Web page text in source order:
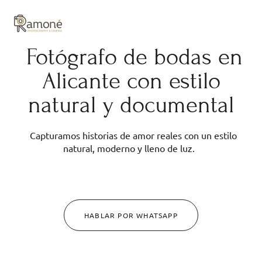
Fotógrafo de bodas en
Alicante con estilo
natural y documental
Capturamos historias de amor reales con un estilo
natural, moderno y lleno de luz.
HABLAR POR WHATSAPP